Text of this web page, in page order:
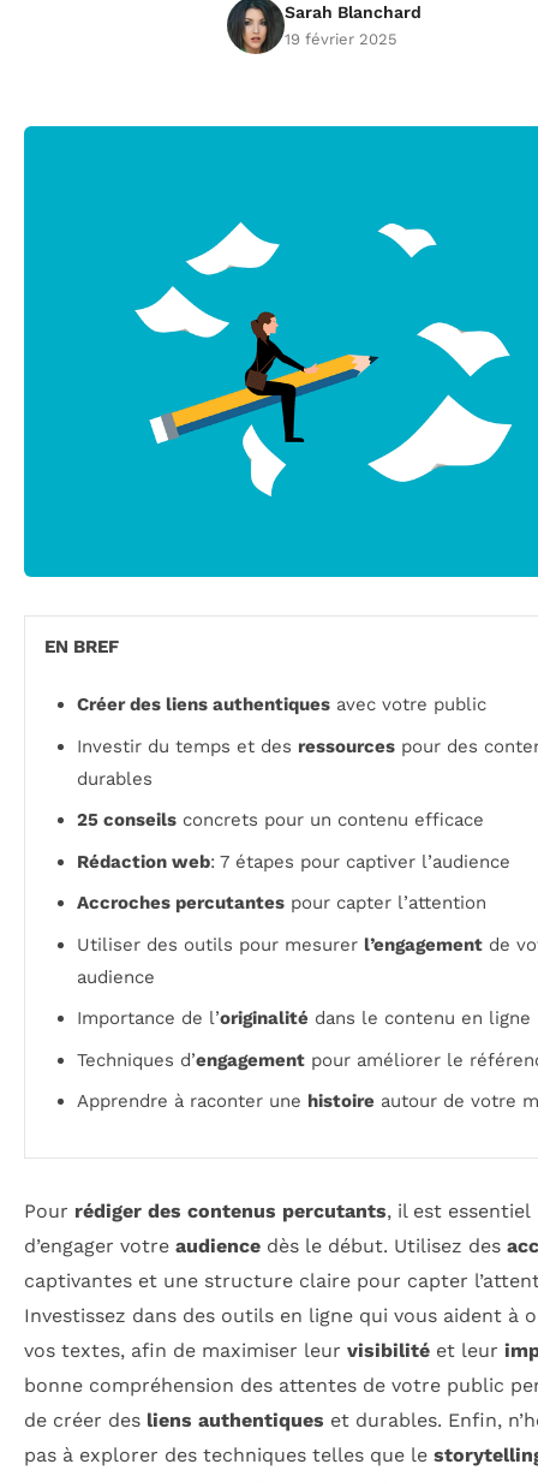
Sarah Blanchard
19 février 2025
EN BREF
Créer des liens authentiques avec votre public
Investir du temps et des ressources pour des
durables
25 conseils concrets pour un contenu efficace
Rédaction web: 7 étapes pour captiver l’audience
Accroches percutantes pour capter l’attention
Utiliser des outils pour mesurer l’engagement de
audience
Importance de l’originalité dans le contenu en ligne
Techniques d’engagement pour améliorer le
Apprendre à raconter une histoire autour de votre
Pour rédiger des contenus percutants, il est essentiel
d’engager votre audience dès le début. Utilisez des
captivantes et une structure claire pour capter
Investissez dans des outils en ligne qui vous aident à
vos textes, afin de maximiser leur visibilité et leur
bonne compréhension des attentes de votre public
de créer des liens authentiques et durables. Enfin,
pas à explorer des techniques telles que le